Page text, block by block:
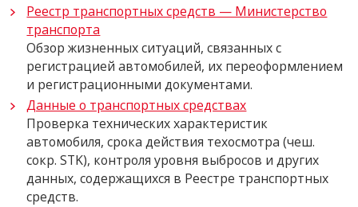
Реестр транспортных средств — Министерство
транспорта
Обзор жизненных ситуаций, связанных с
регистрацией автомобилей, их переоформлением
и регистрационными документами.
Данные о транспортных средствах
Проверка технических характеристик
автомобиля, срока действия техосмотра (чеш.
сокр.STK), контроля уровня выбросов и других
данных, содержащихся в Реестре транспортных
средств.